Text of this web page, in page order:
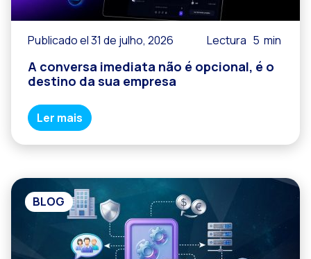
Publicado el 31 de julho, 2026 Lectura 5 min
A conversa imediata não é opcional, é o
destino da sua empresa
Ler mais
BLOG